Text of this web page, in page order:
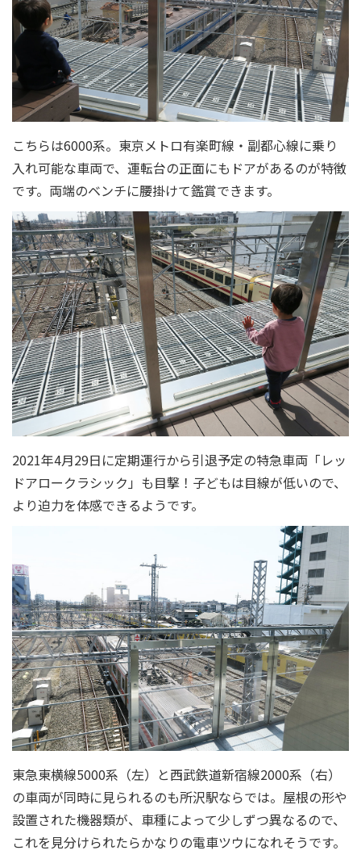
こちらは6000系。東京メトロ有楽町線・副都心線に乗り
入れ可能な車両で、運転台の正面にもドアがあるのが特徴
です。両端のベンチに腰掛けて鑑賞できます。
2021年4月29日に定期運行から引退予定の特急車両「レッ
ドアロークラシック」も目撃！子どもは目線が低いので、
より迫力を体感できるようです。
東急東横線5000系（左）と西武鉄道新宿線2000系（右）
の車両が同時に見られるのも所沢駅ならでは。屋根の形や
設置された機器類が、車種によって少しずつ異なるので、
これを見分けられたらかなりの電車ツウになれそうです。